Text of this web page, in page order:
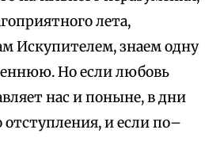
лета,
Искупителем, знаем одну
Но если любовь
нас и поныне, в дни
отступления, и если по–